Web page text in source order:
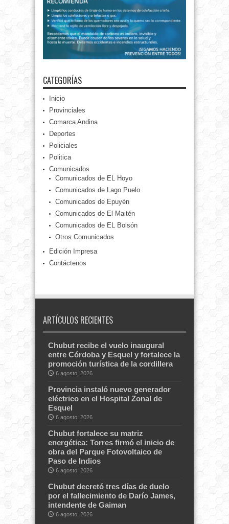
CATEGORÍAS
Inicio
Provinciales
Comarca Andina
Deportes
Policiales
Politica
Comunicados
Comunicados de EL Hoyo
Comunicados de Lago Puelo
Comunicados de Epuyén
Comunicados de El Maitén
Comunicados de EL Bolsón
Otros Comunicados
Edición Impresa
Contáctenos
ARTÍCULOS RECIENTES
Chubut recibe el vuelo inaugural
entre Córdoba y Esquel y fortalece la
promoción turística de la cordillera
6 agosto, 2026
Provincia instaló nuevo generador
eléctrico en el Hospital Zonal de
Esquel
6 agosto, 2026
Chubut fortalece su matriz
energética: Torres firmó el inicio de
obra del Parque Fotovoltaico de
Paso de Indios
6 agosto, 2026
Chubut decretó tres días de duelo
por el fallecimiento de Darío James,
intendente de Gaiman
6 agosto, 2026